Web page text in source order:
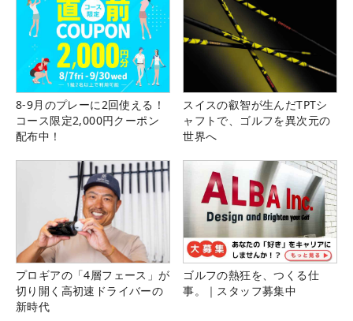
8-9月のプレーに2回使える！
コース限定2,000円クーポン
配布中！
スイスの叡智が生んだTPTシ
ャフトで、ゴルフを異次元の
世界へ
プロギアの「4層フェース」が
切り開く高初速ドライバーの
新時代
ゴルフの熱狂を、つくる仕
事。｜スタッフ募集中